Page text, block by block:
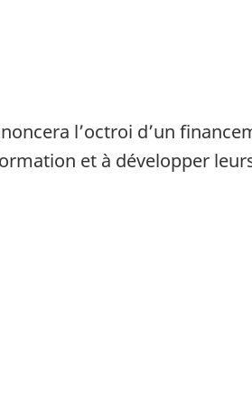
l’octroi d’un
et à développer